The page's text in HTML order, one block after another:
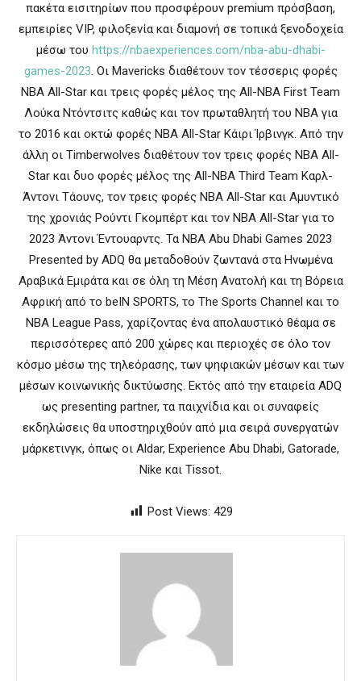
πακέτα εισιτηρίων που προσφέρουν premium πρόσβαση,
εμπειρίες VIP, φιλοξενία και διαμονή σε τοπικά ξενοδοχεία
μέσω του https://nbaexperiences.com/nba-abu-dhabi-
games-2023. Οι Mavericks διαθέτουν τον τέσσερις φορές
ΝΒΑ All-Star και τρεις φορές μέλος της All-NBA First Team
Λούκα Ντόντσιτς καθώς και τον πρωταθλητή του ΝΒΑ για
το 2016 και οκτώ φορές ΝΒΑ All-Star Κάιρι Ίρβινγκ. Από την
άλλη οι Timberwolves διαθέτουν τον τρεις φορές NBA All-
Star και δυο φορές μέλος της All-NBA Third Team Καρλ-
Άντονι Τάουνς, τον τρεις φορές NBA All-Star και Αμυντικό
της χρονιάς Ρούντι Γκομπέρτ και τον NBA All-Star για το
2023 Άντονι Έντουαρντς. Τα NBA Abu Dhabi Games 2023
Presented by ADQ θα μεταδοθούν ζωντανά στα Ηνωμένα
Αραβικά Εμιράτα και σε όλη τη Μέση Ανατολή και τη Βόρεια
Αφρική από το beIN SPORTS, το The Sports Channel και το
NBA League Pass, χαρίζοντας ένα απολαυστικό θέαμα σε
περισσότερες από 200 χώρες και περιοχές σε όλο τον
κόσμο μέσω της τηλεόρασης, των ψηφιακών μέσων και των
μέσων κοινωνικής δικτύωσης. Εκτός από την εταιρεία ADQ
ως presenting partner, τα παιχνίδια και οι συναφείς
εκδηλώσεις θα υποστηριχθούν από μια σειρά συνεργατών
μάρκετινγκ, όπως οι Aldar, Experience Abu Dhabi, Gatorade,
Nike και Tissot.
Post Views: 429